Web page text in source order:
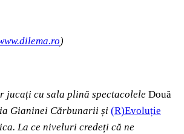
)
jucați cu sala plină spectacolele Două
Gianinei Cărbunarii și (R)Evoluție
La ce niveluri credeți că ne